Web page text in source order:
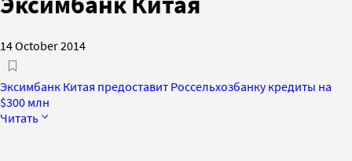
14 October 2014
Эксимбанк Китая предоставит Россельхозбанку кредиты на
$300 млн
Читать